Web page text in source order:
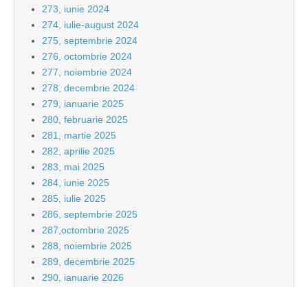
273, iunie 2024
274, iulie-august 2024
275, septembrie 2024
276, octombrie 2024
277, noiembrie 2024
278, decembrie 2024
279, ianuarie 2025
280, februarie 2025
281, martie 2025
282, aprilie 2025
283, mai 2025
284, iunie 2025
285, iulie 2025
286, septembrie 2025
287,octombrie 2025
288, noiembrie 2025
289, decembrie 2025
290, ianuarie 2026